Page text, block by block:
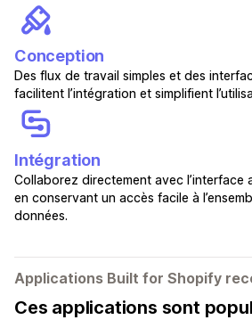
Conception
Des flux de travail simples et des
facilitent l’intégration et simplifient
Intégration
Collaborez directement avec l’interface
en conservant un accès facile à
données.
Applications Built for Shopify
Ces applications sont